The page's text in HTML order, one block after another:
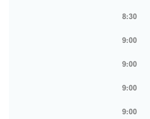
8:30
9:00
9:00
9:00
9:00